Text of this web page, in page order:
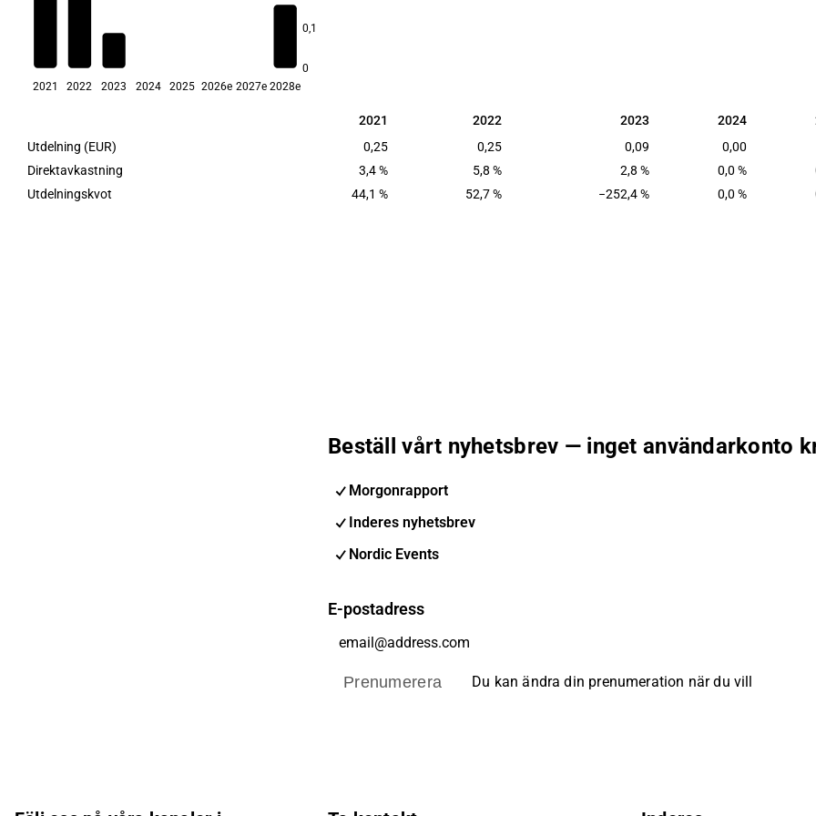
0,1
0
2021 2022 2023 2024 2025 2026e 2027e 2028e
2021 2022 2023 2024
2021 2022 2023 2024
Utdelning (EUR)
0,25 0,25 0,09 0,00
Direktavkastning
3,4 % 5,8 % 2,8 % 0,0 %
Utdelningskvot
44,1 % 52,7 % −252,4 % 0,0 %
Beställ vårt nyhetsbrev — inget användarkonto
Morgonrapport
Inderes nyhetsbrev
Nordic Events
E-postadress
Prenumerera Du kan ändra din prenumeration när du vill